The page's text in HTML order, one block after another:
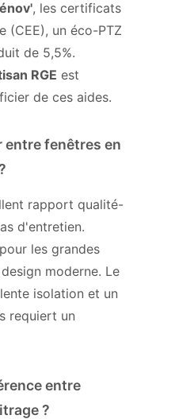
, les certificats
(CEE), un éco-PTZ
de 5,5%.
RGE est
de ces aides.
fenêtres en
rapport qualité-
d'entretien.
les grandes
moderne. Le
isolation et un
requiert un
entre
?